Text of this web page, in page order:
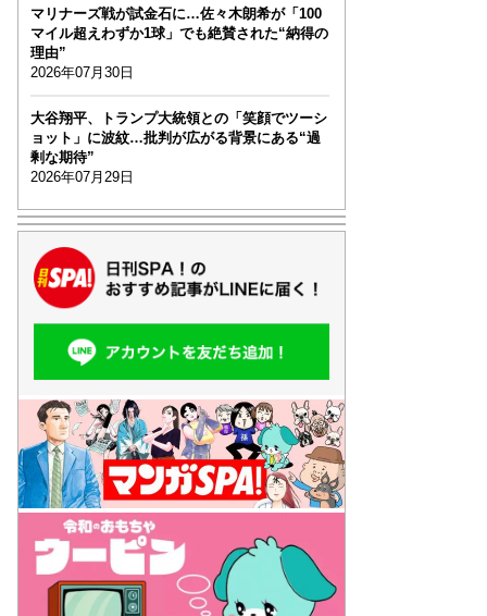
マリナーズ戦が試金石に…佐々木朗希が「100
マイル超えわずか1球」でも絶賛された“納得の
理由”
2026年07月30日
大谷翔平、トランプ大統領との「笑顔でツーシ
ョット」に波紋…批判が広がる背景にある“過
剰な期待”
2026年07月29日